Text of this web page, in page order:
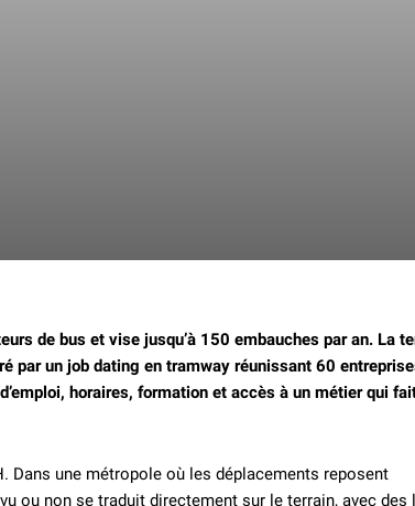
de bus et vise jusqu’à 150 embauches par an. La
par un job dating en tramway réunissant 60
horaires, formation et accès à un métier qui
Dans une métropole où les déplacements reposent
ou non se traduit directement sur le terrain, avec des